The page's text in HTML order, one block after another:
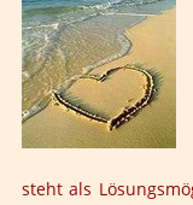
steht als